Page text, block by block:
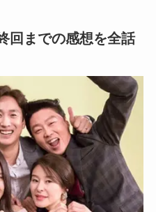
回までの感想を全話